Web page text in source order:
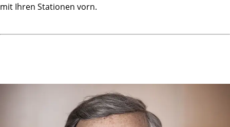
mit Ihren Stationen vorn.